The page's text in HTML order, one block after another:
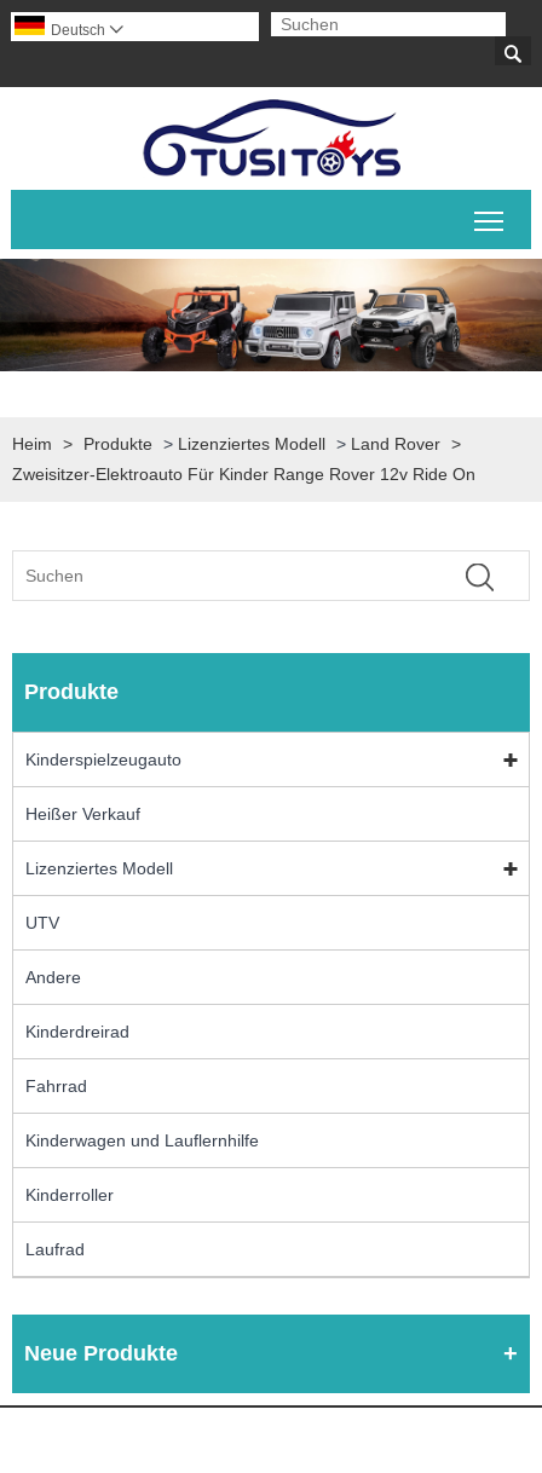

Deutsch 
Heim > Produkte > Lizenziertes Modell > Land Rover >
Zweisitzer-Elektroauto Für Kinder Range Rover 12v Ride On
Produkte
Kinderspielzeugauto
Heißer Verkauf
Lizenziertes Modell
UTV
Andere
Kinderdreirad
Fahrrad
Kinderwagen und Lauflernhilfe
Kinderroller
Laufrad
Neue Produkte